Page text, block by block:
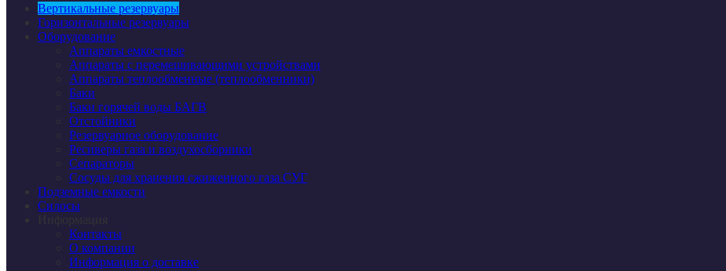
Вертикальные резервуары
Горизонтальные резервуары
Оборудование
Аппараты емкостные
Аппараты с перемешивающими устройствами
Аппараты теплообменные (теплообменники)
Баки
Баки горячей воды БАГВ
Отстойники
Резервуарное оборудование
Ресиверы газа и воздухосборники
Сепараторы
Сосуды для хранения сжиженного газа СУГ
Подземные емкости
Силосы
Контакты
О компании
Информация о доставке